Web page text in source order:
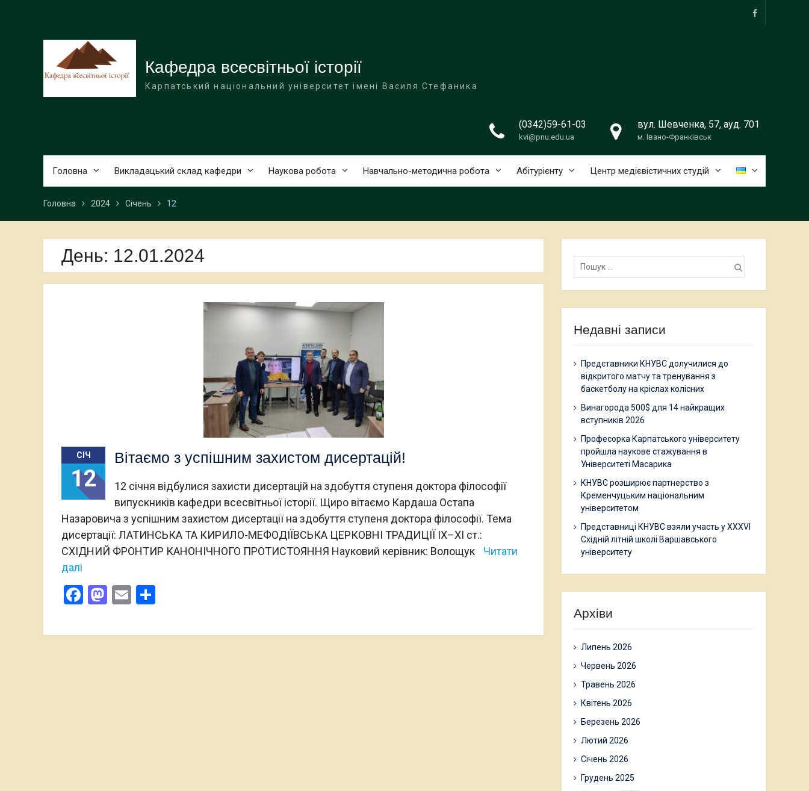
facebook
Кафедра всесвітньої історії
Карпатський національний університет імені Василя Стефаника
(0342)59-61-03
kvi@pnu.edu.ua
вул. Шевченка, 57, ауд. 701
м. Івано-Франківськ
Головна Викладацький склад кафедри Наукова робота Навчально-методична робота Абітурієнту Центр медієвістичних студій
Головна 2024 Січень 12
День: 12.01.2024
СІЧ
12
Вітаємо з успішним захистом дисертацій!
12 січня відбулися захисти дисертацій на здобуття ступеня доктора філософії
випускників кафедри всесвітньої історії. Щиро вітаємо Кардаша Остапа
Назаровича з успішним захистом дисертації на здобуття ступеня доктора філософії. Тема
дисертації: ЛАТИНСЬКА ТА КИРИЛО-МЕФОДІЇВСЬКА ЦЕРКОВНІ ТРАДИЦІЇ ІХ–ХІ ст.:
СХІДНИЙ ФРОНТИР КАНОНІЧНОГО ПРОТИСТОЯННЯ Науковий керівник: Волощук
Читати
далі
Facebook
Mastodon
Email
Пошук:
Недавні записи
Представники КНУВС долучилися до
відкритого матчу та тренування з
баскетболу на кріслах колісних
Винагорода 500$ для 14 найкращих
вступників 2026
Професорка Карпатського університету
пройшла наукове стажування в
Університеті Масарика
КНУВС розширює партнерство з
Кременчуцьким національним
університетом
Представниці КНУВС взяли участь у XXXVI
Східній літній школі Варшавського
університету
Архіви
Липень 2026
Червень 2026
Травень 2026
Квітень 2026
Березень 2026
Лютий 2026
Січень 2026
Грудень 2025